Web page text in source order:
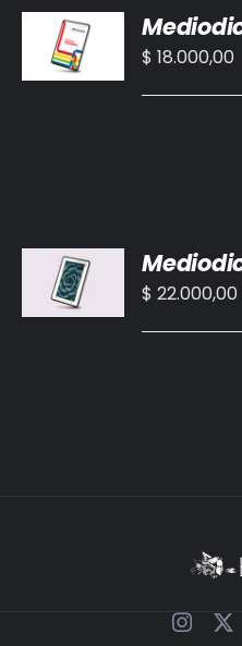
AL
CARRITO
/
$ 18.000,00
AL
CARRITO
/
$ 22.000,00